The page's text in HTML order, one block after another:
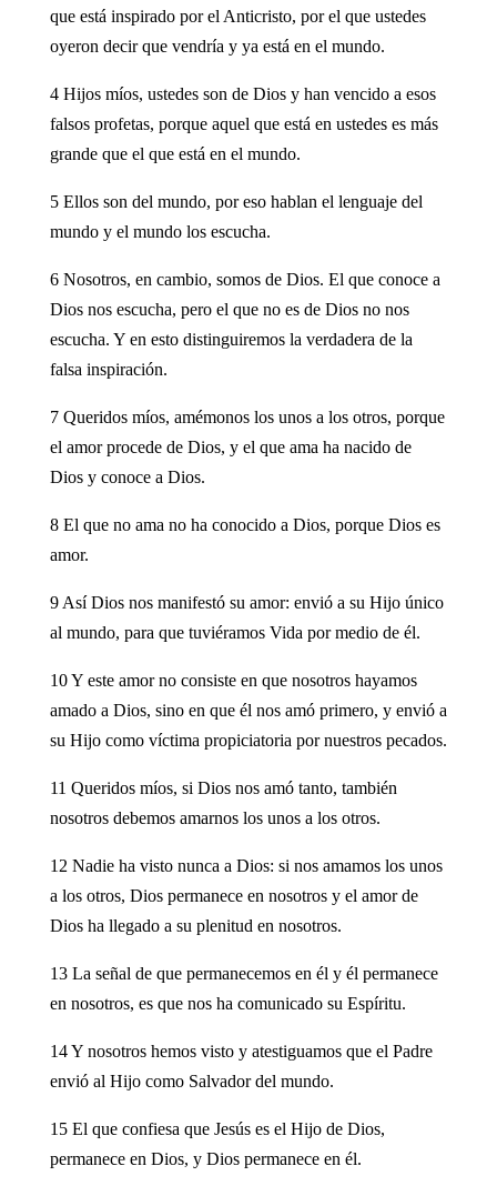
que está inspirado por el Anticristo, por el que ustedes
oyeron decir que vendría y ya está en el mundo.
4 Hijos míos, ustedes son de Dios y han vencido a esos
falsos profetas, porque aquel que está en ustedes es más
grande que el que está en el mundo.
5 Ellos son del mundo, por eso hablan el lenguaje del
mundo y el mundo los escucha.
6 Nosotros, en cambio, somos de Dios. El que conoce a
Dios nos escucha, pero el que no es de Dios no nos
escucha. Y en esto distinguiremos la verdadera de la
falsa inspiración.
7 Queridos míos, amémonos los unos a los otros, porque
el amor procede de Dios, y el que ama ha nacido de
Dios y conoce a Dios.
8 El que no ama no ha conocido a Dios, porque Dios es
amor.
9 Así Dios nos manifestó su amor: envió a su Hijo único
al mundo, para que tuviéramos Vida por medio de él.
10 Y este amor no consiste en que nosotros hayamos
amado a Dios, sino en que él nos amó primero, y envió a
su Hijo como víctima propiciatoria por nuestros pecados.
11 Queridos míos, si Dios nos amó tanto, también
nosotros debemos amarnos los unos a los otros.
12 Nadie ha visto nunca a Dios: si nos amamos los unos
a los otros, Dios permanece en nosotros y el amor de
Dios ha llegado a su plenitud en nosotros.
13 La señal de que permanecemos en él y él permanece
en nosotros, es que nos ha comunicado su Espíritu.
14 Y nosotros hemos visto y atestiguamos que el Padre
envió al Hijo como Salvador del mundo.
15 El que confiesa que Jesús es el Hijo de Dios,
permanece en Dios, y Dios permanece en él.